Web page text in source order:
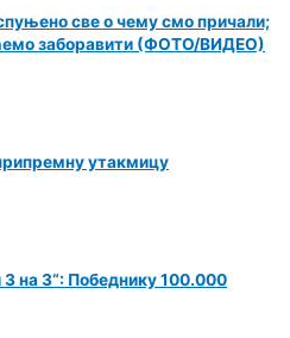
све о чему смо причали;
заборавити (ФОТО/ВИДЕО)
утакмицу
на 3“: Победнику 100.000